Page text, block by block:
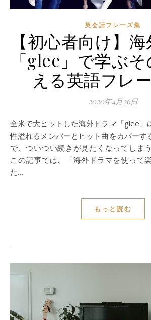
英会話フレーズ集
【初心者向け】
「glee」で学ぶ
える英語フレ
2020年4月26日
全米で大ヒットした海外ドラマ「glee」はご存知ですか？個
性溢れるメンバーとヒット曲をカバーす
で、ついつい続きが見たくなってしま
この記事では、「海外ドラマを使って
た…
もっと読む